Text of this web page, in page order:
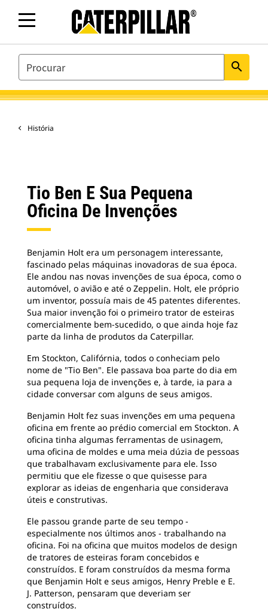
SEARCH search
História
Tio Ben E Sua Pequena
Oficina De Invenções
Benjamin Holt era um personagem interessante,
fascinado pelas máquinas inovadoras de sua época.
Ele andou nas novas invenções de sua época, como o
automóvel, o avião e até o Zeppelin. Holt, ele próprio
um inventor, possuía mais de 45 patentes diferentes.
Sua maior invenção foi o primeiro trator de esteiras
comercialmente bem-sucedido, o que ainda hoje faz
parte da linha de produtos da Caterpillar.
Em Stockton, Califórnia, todos o conheciam pelo
nome de "Tio Ben". Ele passava boa parte do dia em
sua pequena loja de invenções e, à tarde, ia para a
cidade conversar com alguns de seus amigos.
Benjamin Holt fez suas invenções em uma pequena
oficina em frente ao prédio comercial em Stockton. A
oficina tinha algumas ferramentas de usinagem,
uma oficina de moldes e uma meia dúzia de pessoas
que trabalhavam exclusivamente para ele. Isso
permitiu que ele fizesse o que quisesse para
explorar as ideias de engenharia que considerava
úteis e construtivas.
Ele passou grande parte de seu tempo -
especialmente nos últimos anos - trabalhando na
oficina. Foi na oficina que muitos modelos de design
de tratores de esteiras foram concebidos e
construídos. E foram construídos da mesma forma
que Benjamin Holt e seus amigos, Henry Preble e E.
J. Patterson, pensaram que deveriam ser
construídos.